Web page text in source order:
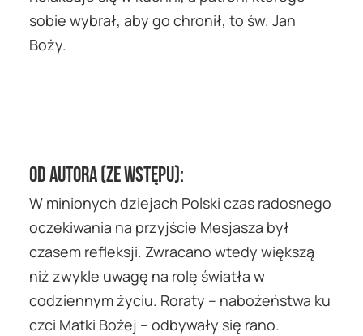
sobie wybrał, aby go chronił, to św. Jan
Boży.
OD AUTORA (ze wstępu):
W minionych dziejach Polski czas radosnego
oczekiwania na przyjście Mesjasza był
czasem refleksji. Zwracano wtedy większą
niż zwykle uwagę na rolę światła w
codziennym życiu. Roraty – nabożeństwa ku
czci Matki Bożej – odbywały się rano.